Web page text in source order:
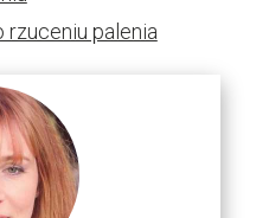
rzuceniu palenia